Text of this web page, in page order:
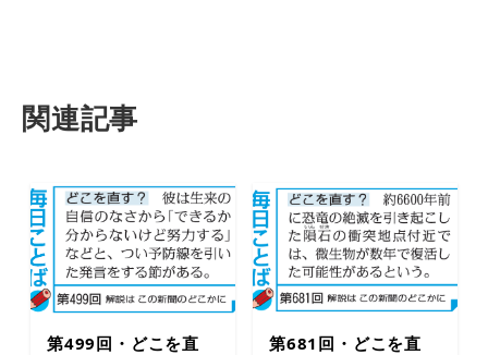
関連記事
第499回・どこを直
第681回・どこを直